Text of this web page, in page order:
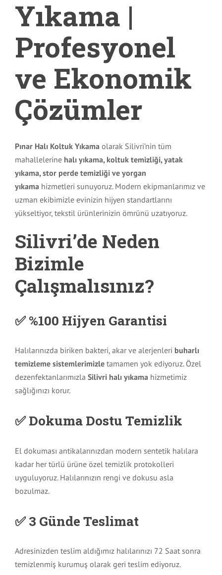
Yıkama |
Profesyonel
ve Ekonomik
Çözümler
Pınar Halı Koltuk Yıkamaolarak Silivri’nin tüm
mahallelerine halı yıkama, koltuk temizliği, yatak
yıkama, stor perde temizliği ve yorgan
yıkamahizmetleri sunuyoruz. Modern ekipmanlarımız ve
uzman ekibimizle evinizin hijyen standartlarını
yükseltiyor, tekstil ürünlerinizin ömrünü uzatıyoruz.
Silivri’de Neden
Bizimle
Çalışmalısınız?
✅ %100 Hijyen Garantisi
Halılarınızda biriken bakteri, akar ve alerjenleri buharlı
temizleme sistemlerimizletamamen yok ediyoruz. Özel
dezenfektanlarımızla Silivri halı yıkama hizmetimiz
sağlığınızı korur.
✅ Dokuma Dostu Temizlik
El dokuması antikalarınızdan modern sentetik halılara
kadar her türlü ürüne özel temizlik protokolleri
uyguluyoruz. Halılarınızın rengi ve dokusu asla
bozulmaz.
✅ 3 Günde Teslimat
Adresinizden teslim aldığımız halılarınızı 72 Saat sonra
temizlenmiş kurumuş olarak geri teslim ediyoruz.